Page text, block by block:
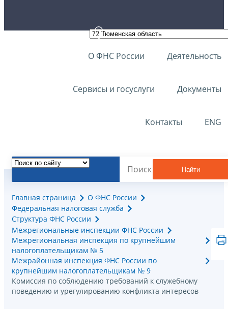
О ФНС России Деятельность
Сервисы и госуслуги Документы
Контакты ENG
Найти
Главная страница
О ФНС России
Федеральная налоговая служба
Структура ФНС России
Межрегиональные инспекции ФНС России
Межрегиональная инспекция по крупнейшим
налогоплательщикам № 5
Межрайонная инспекция ФНС России по
крупнейшим налогоплательщикам № 9
Комиссия по соблюдению требований к служебному
поведению и урегулированию конфликта интересов